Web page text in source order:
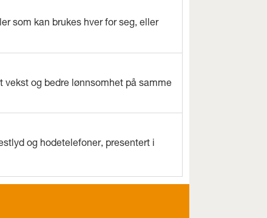
som kan brukes hver for seg, eller
vekst og bedre lønnsomhet på samme
og hodetelefoner, presentert i